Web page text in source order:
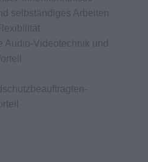
selbständiges Arbeiten
Audio-Videotechnik und